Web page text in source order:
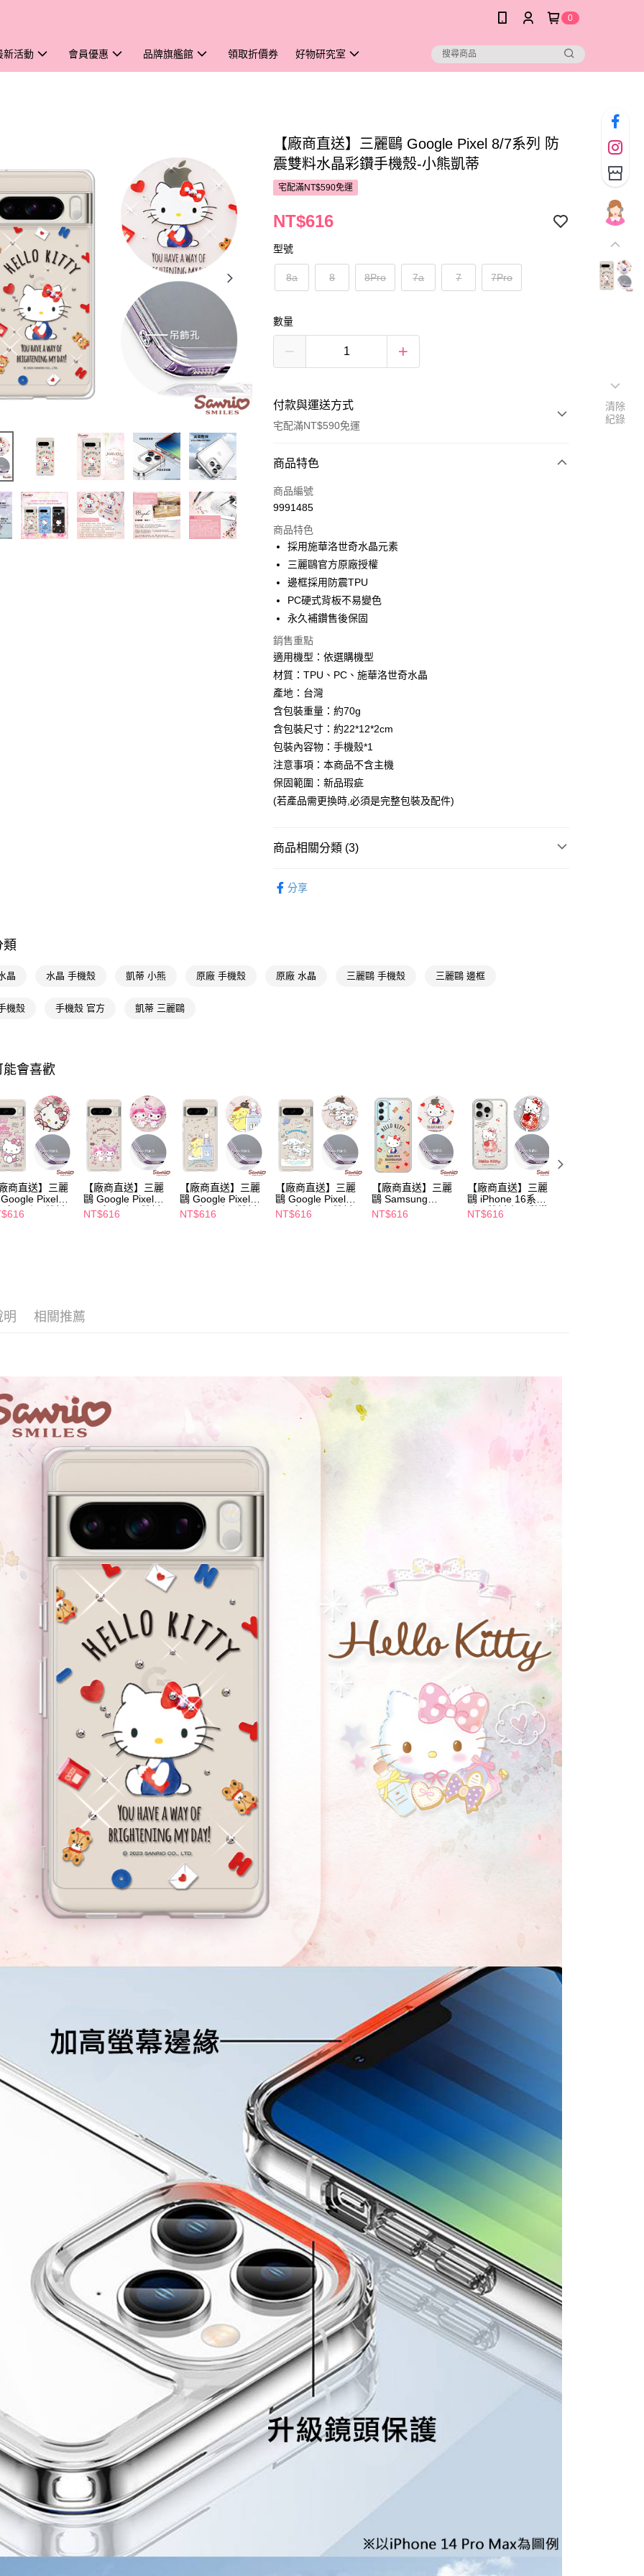
0
新活動 會員優惠 品牌旗艦館 領取折價券 好物研究室
【廠商直送】三麗鷗 Google Pixel 8/7系列 防
震雙料水晶彩鑽手機殼-小熊凱蒂
宅配滿NT$590免運
NT$616
型號
8a 8 8Pro 7a 7 7Pro
數量
付款與運送方式
宅配滿NT$590免運
付款方式
POYA支付
LINE Pay
Apple Pay
街口支付
悠遊付
Google Pay
AFTEE先享後付
相關說明
【關於「AFTEE先享後付」】
AFTEE先享後付是「在收到商品之後才付款」的支付方式。 讓您購物簡單
便利好安心！
１．簡單：不需註冊會員、不需綁卡、不需儲值。
２．便利：只要手機號碼，簡訊認證，即可結帳。
３．安心：先確認商品／服務後，再付款。
【「AFTEE先享後付」結帳流程】
１．於結帳方式選擇「AFTEE先享後付」後，將跳轉至「AFTEE先享後
３．收到繳費通知簡訊後14天內，點擊此簡訊中的連結，可透過四大超商
絡購買商品的店家。未經商家同意取消之訂單仍視為有效，需透過AFTEE
１．透過由恩沛科技股份有限公司提供之「AFTEE先享後付」服務完成之
即時審查核予不同之上限額度；若仍有額度不足之情形，本公司將視審查
結果請求用戶進行身份認證。
５．嚴禁一人註冊多個帳號或使用他人資訊註冊。若發現惡意使用之情
形，恩沛科技股份有限公司將有權停止該用戶之使用額度並採取法律行
動。
運送方式
宅配(廠商直送🚚)
每筆NT$100，滿NT$590(含以上)免運費
宅配(離島廠商直送🚚)
商品特色
商品編號
9991485
商品特色
採用施華洛世奇水晶元素
三麗鷗官方原廠授權
邊框採用防震TPU
PC硬式背板不易變色
永久補鑽售後保固
銷售重點
適用機型：依選購機型
材質：TPU、PC、施華洛世奇水晶
產地：台灣
含包裝重量：約70g
含包裝尺寸：約22*12*2cm
包裝內容物：手機殼*1
注意事項：本商品不含主機
保固範圍：新品瑕疵
(若產品需更換時,必須是完整包裝及配件)
商品相關分類 (3)
分享
類
晶 水晶 手機殼 凱蒂 小熊 原廠 手機殼 原廠 水晶 三麗鷗 手機殼 三麗鷗 邊框
機殼 手機殼 官方 凱蒂 三麗鷗
能會喜歡
商直送】三麗
Pixel
列 防震雙料
彩鑽手機殼-凱
【廠商直送】三麗
鷗 Google Pixel
8/7系列 防震雙料
水晶彩鑽手機殼-歡
NT$616
【廠商直送】三麗
鷗 Google Pixel
8/7系列 防震雙料
水晶彩鑽手機殼-香
NT$616
【廠商直送】三麗
鷗 Google Pixel
8/7系列 防震雙料
水晶彩鑽手機殼-悠
NT$616
【廠商直送】三麗
鷗 Samsung
A15/A25/A35/A55
防震雙料水晶彩鑽
NT$616
【廠商直送】三麗
鷗 iPhone 16系列
防震雙料水晶彩鑽
手機殼-汽水凱蒂
NT$616
明 相關推薦
清除
紀錄